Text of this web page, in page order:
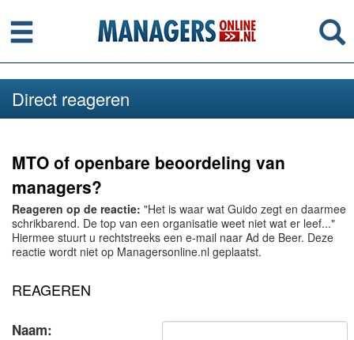
Menu
Direct reageren
MTO of openbare beoordeling van
managers?
Reageren op de reactie: "Het is waar wat Guido zegt en daarmee
schrikbarend. De top van een organisatie weet niet wat er leef..."
Hiermee stuurt u rechtstreeks een e-mail naar Ad de Beer. Deze
reactie wordt niet op Managersonline.nl geplaatst.
REAGEREN
Naam: